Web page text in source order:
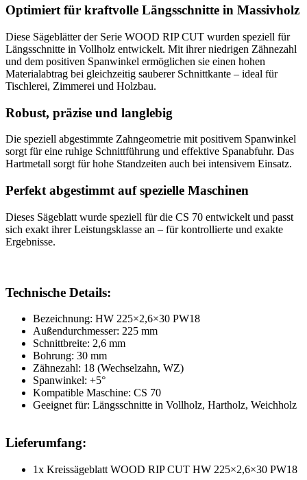
Optimiert für kraftvolle Längsschnitte in Massivholz
Diese Sägeblätter der Serie WOOD RIP CUT wurden speziell für
Längsschnitte in Vollholz entwickelt. Mit ihrer niedrigen Zähnezahl
und dem positiven Spanwinkel ermöglichen sie einen hohen
Materialabtrag bei gleichzeitig sauberer Schnittkante – ideal für
Tischlerei, Zimmerei und Holzbau.
Robust, präzise und langlebig
Die speziell abgestimmte Zahngeometrie mit positivem Spanwinkel
sorgt für eine ruhige Schnittführung und effektive Spanabfuhr. Das
Hartmetall sorgt für hohe Standzeiten auch bei intensivem Einsatz.
Perfekt abgestimmt auf spezielle Maschinen
Dieses Sägeblatt wurde speziell für die CS 70 entwickelt und passt
sich exakt ihrer Leistungsklasse an – für kontrollierte und exakte
Ergebnisse.
Technische Details:
Bezeichnung: HW 225×2,6×30 PW18
Außendurchmesser: 225 mm
Schnittbreite: 2,6 mm
Bohrung: 30 mm
Zähnezahl: 18 (Wechselzahn, WZ)
Spanwinkel: +5°
Kompatible Maschine: CS 70
Geeignet für: Längsschnitte in Vollholz, Hartholz, Weichholz
Lieferumfang:
1x Kreissägeblatt WOOD RIP CUT HW 225×2,6×30 PW18